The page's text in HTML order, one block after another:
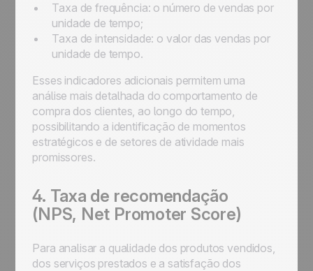
Taxa de frequência: o número de vendas por
unidade de tempo;
Taxa de intensidade: o valor das vendas por
unidade de tempo.
Esses indicadores adicionais permitem uma
análise mais detalhada do comportamento de
compra dos clientes, ao longo do tempo,
possibilitando a identificação de momentos
estratégicos e de setores de atividade mais
promissores.
4. Taxa de recomendação
(NPS, Net Promoter Score)
Para analisar a qualidade dos produtos vendidos,
dos serviços prestados e a satisfação dos